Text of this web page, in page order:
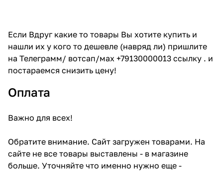
Если Вдруг какие то товары Вы хотите купить и
нашли их у кого то дешевле (навряд ли) пришлите
на Телеграмм/ вотсап/мах +79130000013 ссылку . и
постараемся снизить цену!
Оплата
Важно для всех!
Обратите внимание. Сайт загружен товарами. На
сайте не все товары выставлены - в магазине
больше. Уточняйте что именно нужно еще -